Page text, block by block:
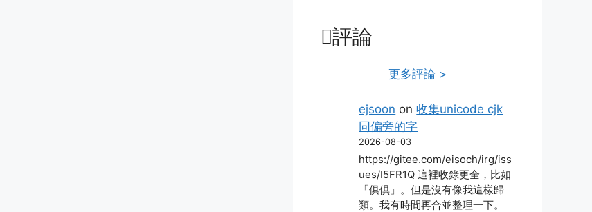
評論
更多評論 >
ejsoon on收集unicode cjk
同偏旁的字
2026-08-03
https://gitee.com/eisoch/irg/iss
ues/I5FR1Q 這裡收錄更全，比如
「俱倶」。但是沒有像我這樣歸
類。我有時間再合並整理一下。